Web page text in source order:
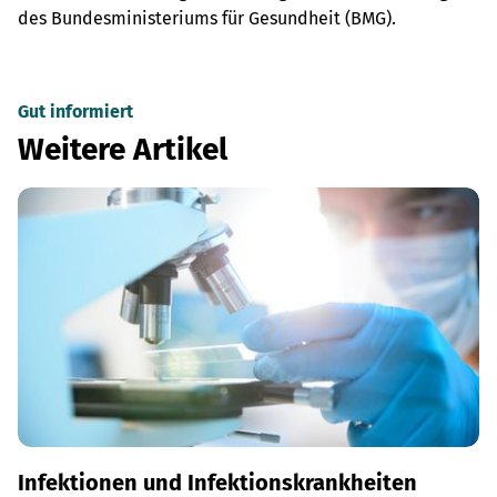
des Bundesministeriums für Gesundheit (BMG).
Gut informiert
Weitere Artikel
Infektionen und Infektionskrankheiten